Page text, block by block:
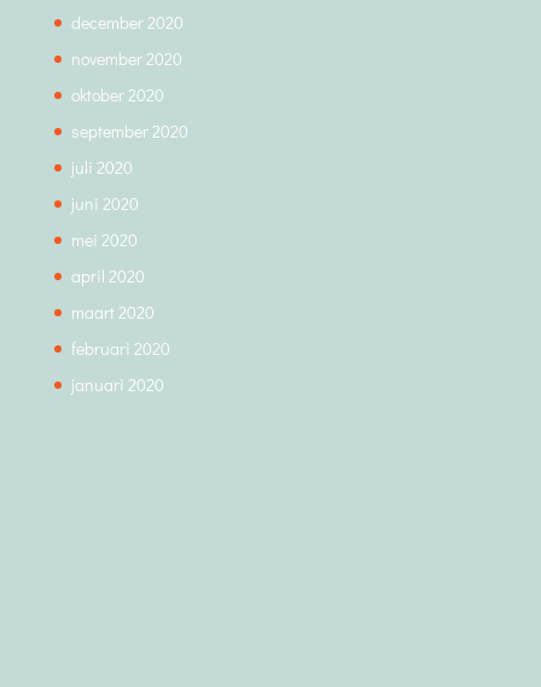
december 2020
november 2020
oktober 2020
september 2020
juli 2020
juni 2020
mei 2020
april 2020
maart 2020
februari 2020
januari 2020